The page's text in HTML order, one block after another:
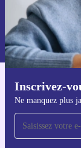
Inscrivez-
Ne manquez plus
Retrouvez les
dans notre